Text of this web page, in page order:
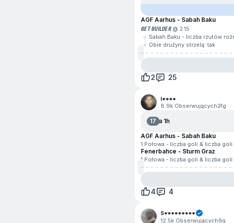
AGF Aarhus - Sabah Baku
BET BUILDER@ 2.15
Sabah Baku - liczba rzutów
Obie drużyny strzelą: tak
2
25
I****
8.9k Obserwujących21g
17Za 1h
AGF Aarhus - Sabah Baku
1.Połowa - liczba goli & liczba
Fenerbahce - Sturm Graz
1.Połowa - liczba goli & liczba
4
4
S*********
12.5k Obserwujących9g